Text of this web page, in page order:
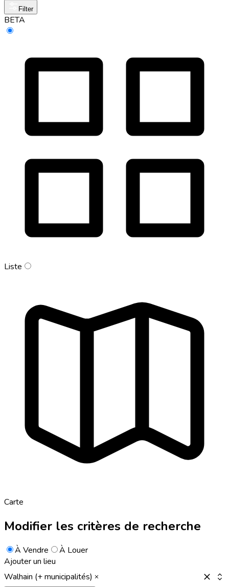
Filter
BETA
Liste
Carte
Modifier les critères de recherche
À Vendre
À Louer
Ajouter un lieu
Walhain (+ municipalités)